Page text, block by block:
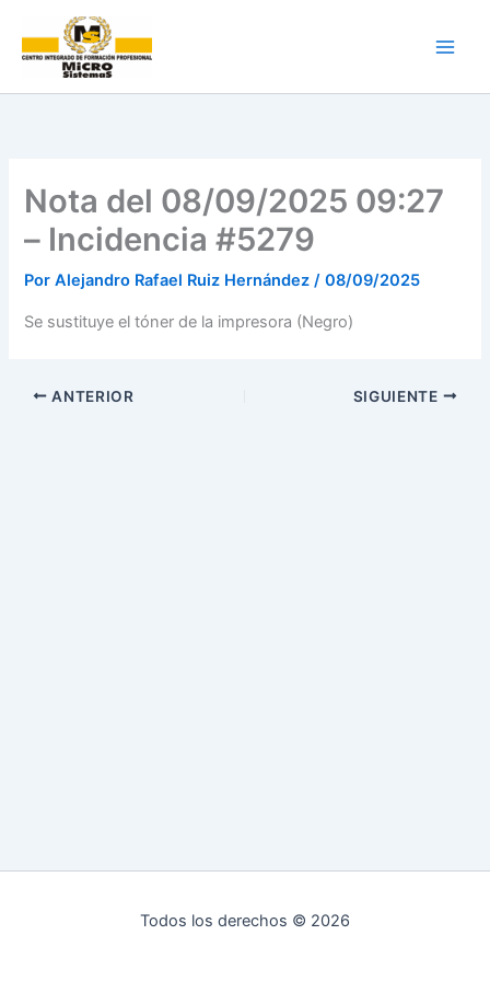
contenido
Nota del 08/09/2025 09:27
– Incidencia #5279
PorAlejandro Rafael Ruiz Hernández/08/09/2025
Se sustituye el tóner de la impresora (Negro)
ANTERIOR SIGUIENTE
Todos los derechos © 2026